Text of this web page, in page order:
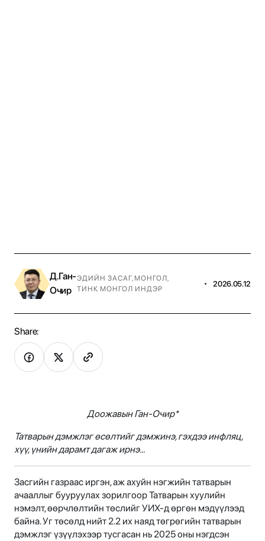
Д.Ган-
Очир
ЭДИЙН ЗАСАГ, МОНГОЛ,
ТИНК МОНГОЛ ИНДЭР
• 2026.05.12
Share:
Доожавын Ган-Очир*
Татварын дэмжлэг өсөлтийг дэмжинэ, гэхдээ инфляц,
хүү, үнийн дарамт дагаж ирнэ…
Засгийн газраас иргэн, аж ахуйн нэгжийн татварын
ачааллыг бууруулах зорилгоор Татварын хуулийн
нэмэлт, өөрчлөлтийн төслийг УИХ-д өргөн мэдүүлээд
байна. Уг төсөлд нийт 2.2 их наяд төгрөгийн татварын
дэмжлэг үзүүлэхээр тусгасан нь 2025 оны нэгдсэн